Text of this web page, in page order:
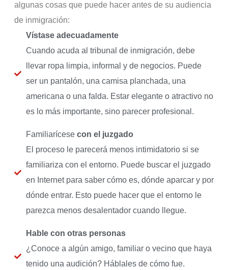
algunas cosas que puede hacer antes de su audiencia
de inmigración:
Vístase adecuadamente
Cuando acuda al tribunal de inmigración, debe
llevar ropa limpia, informal y de negocios. Puede
ser un pantalón, una camisa planchada, una
americana o una falda. Estar elegante o atractivo no
es lo más importante, sino parecer profesional.
Familiarícese con el juzgado
El proceso le parecerá menos intimidatorio si se
familiariza con el entorno. Puede buscar el juzgado
en Internet para saber cómo es, dónde aparcar y por
dónde entrar. Esto puede hacer que el entorno le
parezca menos desalentador cuando llegue.
Hable con otras personas
¿Conoce a algún amigo, familiar o vecino que haya
tenido una audición? Háblales de cómo fue.